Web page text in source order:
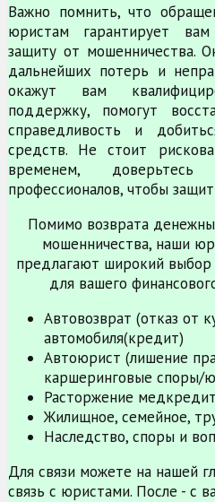
Важно помнить, что
юристам гарантирует
защиту от мошенничества.
дальнейших потерь и
окажут вам
поддержку, помогут
справедливость и
средств. Не стоит
временем,
профессионалов, чтобы
Помимо возврата
мошенничества, наши
предлагают широкий выбор
для вашего
Автовозврат (отказ от
автомобиля(кредит)
Автоюрист (лишение
каршеринговые споры/
Расторжение
Жилищное, семейное,
Наследство, споры и
Для связи можете на нашей
связь с юристами. После - с